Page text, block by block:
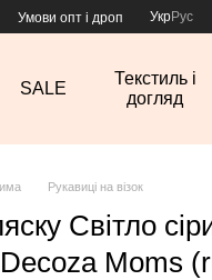
Умови опт і дроп УкрРус
SALE
Текстиль і
догляд
Рукавиці на візок
Світло
Moms